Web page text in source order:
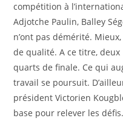
compétition à
Adjotche Paulin, Balley
n’ont pas démérité.
de qualité. A ce titre,
quarts de finale. Ce qui
travail se poursuit.
président Victorien
base pour relever les défis.